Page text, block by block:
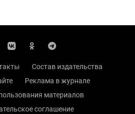
Состав издательства
Реклама в журнале
материалов
соглашение